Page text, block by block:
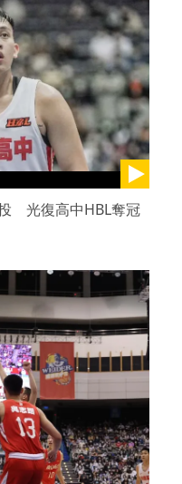
光復高中HBL奪冠